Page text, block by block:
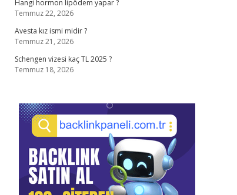
Hangi hormon lipödem yapar ?
Temmuz 22, 2026
Avesta kız ismi midir ?
Temmuz 21, 2026
Schengen vizesi kaç TL 2025 ?
Temmuz 18, 2026